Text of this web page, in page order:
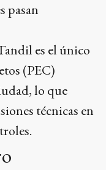
pasan
es el único
(PEC)
lo que
técnicas en